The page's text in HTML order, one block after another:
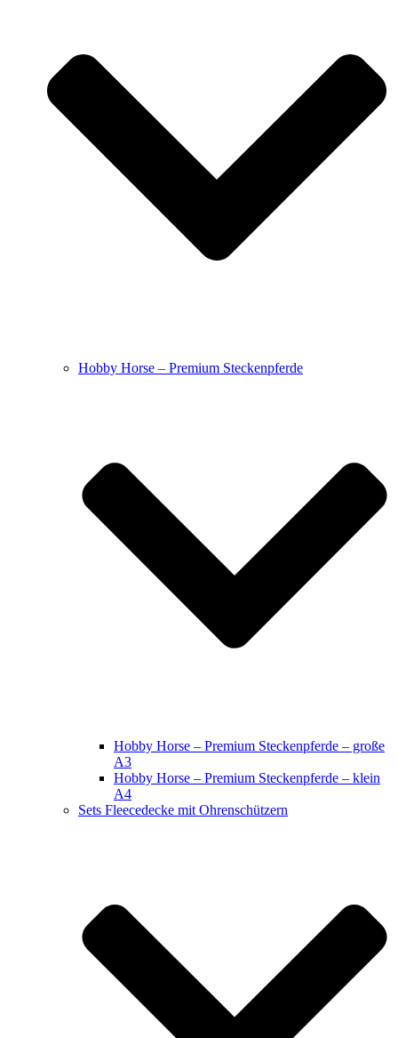
Hobby Horse – Premium Steckenpferde
Hobby Horse – Premium Steckenpferde – große
A3
Hobby Horse – Premium Steckenpferde – klein
A4
Sets Fleecedecke mit Ohrenschützern